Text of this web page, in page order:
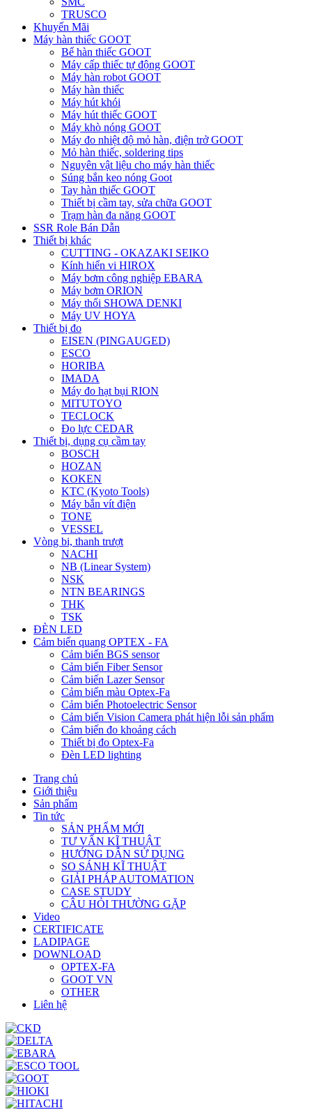
TRUSCO
Khuyến Mãi
Máy hàn thiếc GOOT
Bể hàn thiếc GOOT
Máy cấp thiếc tự động GOOT
Máy hàn robot GOOT
Máy hàn thiếc
Máy hút khói
Máy hút thiếc GOOT
Máy khò nóng GOOT
Máy đo nhiệt độ mỏ hàn, điện trở GOOT
Mỏ hàn thiếc, soldering tips
Nguyên vật liệu cho máy hàn thiếc
Súng bắn keo nóng Goot
Tay hàn thiếc GOOT
Thiết bị cầm tay, sửa chữa GOOT
Trạm hàn đa năng GOOT
SSR Role Bán Dẫn
Thiết bị khác
CUTTING - OKAZAKI SEIKO
Kính hiển vi HIROX
Máy bơm công nghiệp EBARA
Máy bơm ORION
Máy thổi SHOWA DENKI
Máy UV HOYA
Thiết bị đo
EISEN (PINGAUGED)
ESCO
HORIBA
IMADA
Máy đo hạt bụi RION
MITUTOYO
TECLOCK
Đo lực CEDAR
Thiết bị, dụng cụ cầm tay
BOSCH
HOZAN
KOKEN
KTC (Kyoto Tools)
Máy bắn vít điện
TONE
VESSEL
Vòng bi, thanh trượt
NACHI
NB (Linear System)
NSK
NTN BEARINGS
THK
TSK
ĐÈN LED
Cảm biến quang OPTEX - FA
Cảm biến BGS sensor
Cảm biến Fiber Sensor
Cảm biến Lazer Sensor
Cảm biến màu Optex-Fa
Cảm biến Photoelectric Sensor
Cảm biến Vision Camera phát hiện lỗi sản phẩm
Cảm biến đo khoảng cách
Thiết bị đo Optex-Fa
Đèn LED lighting
Trang chủ
Giới thiệu
Sản phẩm
Tin tức
SẢN PHẨM MỚI
TƯ VẤN KĨ THUẬT
HƯỚNG DẪN SỬ DỤNG
SO SÁNH KĨ THUẬT
GIẢI PHÁP AUTOMATION
CASE STUDY
CÂU HỎI THƯỜNG GẶP
Video
CERTIFICATE
LADIPAGE
DOWNLOAD
OPTEX-FA
GOOT VN
OTHER
Liên hệ